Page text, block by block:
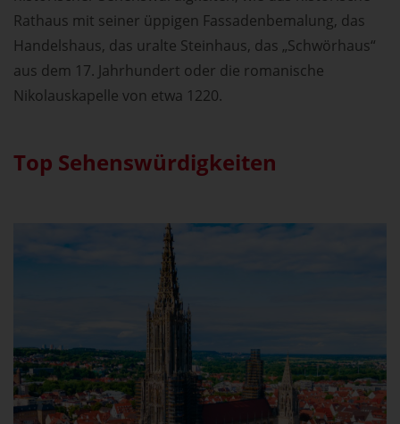
Rathaus mit seiner üppigen Fassadenbemalung, das
Handelshaus, das uralte Steinhaus, das „Schwörhaus“
aus dem 17. Jahrhundert oder die romanische
Nikolauskapelle von etwa 1220.
Top Sehenswürdigkeiten